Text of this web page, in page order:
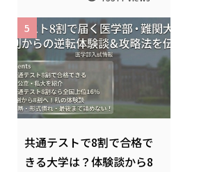
共通テストで8割で合格で
きる大学は？体験談から8
5